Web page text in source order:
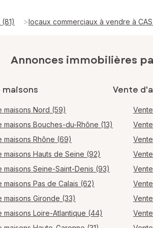
>locaux commerciaux à vendre à
Annonces immobilières
maisons Nord (59)
maisons Bouches-du-Rhône (13)
maisons Rhône (69)
maisons Hauts de Seine (92)
maisons Seine-Saint-Denis (93)
maisons Pas de Calais (62)
maisons Gironde (33)
maisons Loire-Atlantique (44)
Vente